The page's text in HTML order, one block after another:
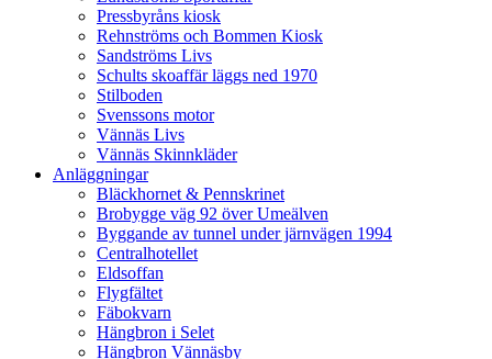
Pressbyråns kiosk
Rehnströms och Bommen Kiosk
Sandströms Livs
Schults skoaffär läggs ned 1970
Stilboden
Svenssons motor
Vännäs Livs
Vännäs Skinnkläder
Anläggningar
Bläckhornet & Pennskrinet
Brobygge väg 92 över Umeälven
Byggande av tunnel under järnvägen 1994
Centralhotellet
Eldsoffan
Flygfältet
Fäbokvarn
Hängbron i Selet
Hängbron Vännäsby